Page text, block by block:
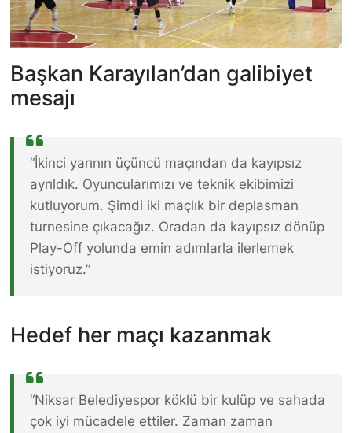
Başkan Karayılan’dan galibiyet
mesajı
“İkinci yarının üçüncü maçından da kayıpsız
ayrıldık. Oyuncularımızı ve teknik ekibimizi
kutluyorum. Şimdi iki maçlık bir deplasman
turnesine çıkacağız. Oradan da kayıpsız dönüp
Play-Off yolunda emin adımlarla ilerlemek
istiyoruz.”
Hedef her maçı kazanmak
“Niksar Belediyespor köklü bir kulüp ve sahada
çok iyi mücadele ettiler. Zaman zaman